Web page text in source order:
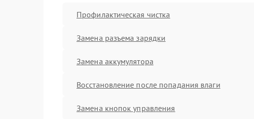
Профилактическая чистка
Замена разъема зарядки
Замена аккумулятора
Восстановление после попадания влаги
Замена кнопок управления